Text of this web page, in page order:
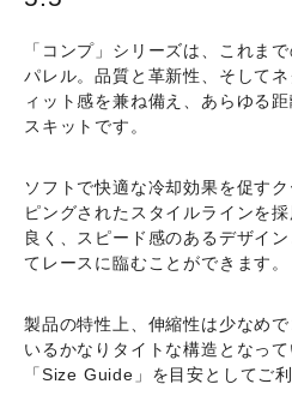
「コンプ」シリーズは、これま
パレル。品質と革新性、そして
ィット感を兼ね備え、あらゆる
スキットです。
ソフトで快適な冷却効果を促す
ピングされたスタイルラインを
良く、スピード感のあるデザイ
てレースに臨むことができます。
製品の特性上、伸縮性は少なめ
いるかなりタイトな構造となっ
「Size Guide」を目安としてご